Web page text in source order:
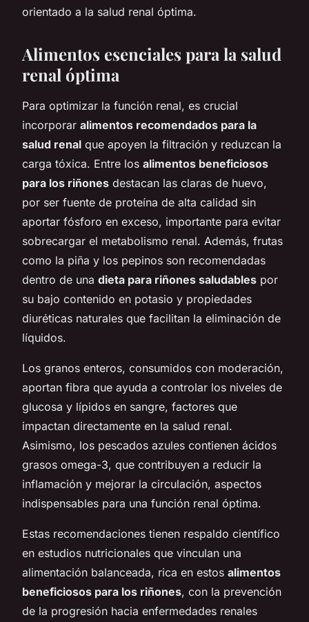
orientado a la salud renal óptima.
Alimentos esenciales para la salud
renal óptima
Para optimizar la función renal, es crucial
incorporar alimentos recomendados para la
salud renal que apoyen la filtración y reduzcan la
carga tóxica. Entre los alimentos beneficiosos
para los riñones destacan las claras de huevo,
por ser fuente de proteína de alta calidad sin
aportar fósforo en exceso, importante para evitar
sobrecargar el metabolismo renal. Además, frutas
como la piña y los pepinos son recomendadas
dentro de una dieta para riñones saludables por
su bajo contenido en potasio y propiedades
diuréticas naturales que facilitan la eliminación de
líquidos.
Los granos enteros, consumidos con moderación,
aportan fibra que ayuda a controlar los niveles de
glucosa y lípidos en sangre, factores que
impactan directamente en la salud renal.
Asimismo, los pescados azules contienen ácidos
grasos omega-3, que contribuyen a reducir la
inflamación y mejorar la circulación, aspectos
indispensables para una función renal óptima.
Estas recomendaciones tienen respaldo científico
en estudios nutricionales que vinculan una
alimentación balanceada, rica en estos alimentos
beneficiosos para los riñones, con la prevención
de la progresión hacia enfermedades renales